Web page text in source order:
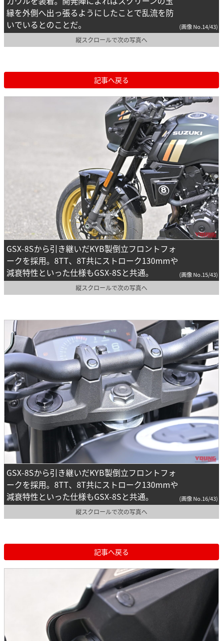
縁を外側へ出っ張るようにしたことで乱流を防
いでいるとのことだ。
(画像 No.14/43)
縦スクロールで次の写真へ
記事へ戻る
GSX-8Sから引き継いだKYB製倒立フロントフォ
ークを採用。8TT、8T共にストローク130mmや
減衰特性といった仕様もGSX-8Sと共通。
(画像 No.15/43)
縦スクロールで次の写真へ
GSX-8Sから引き継いだKYB製倒立フロントフォ
ークを採用。8TT、8T共にストローク130mmや
減衰特性といった仕様もGSX-8Sと共通。
(画像 No.16/43)
縦スクロールで次の写真へ
記事へ戻る